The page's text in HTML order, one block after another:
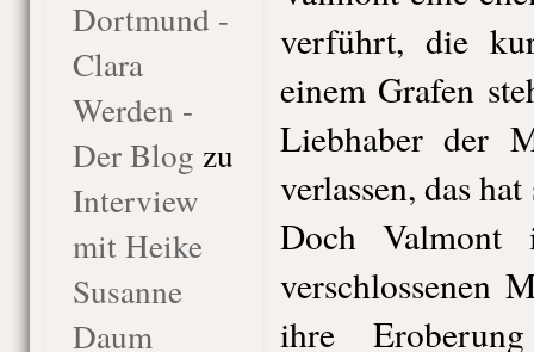
Dortmund -
Clara
Werden -
Der Blog zu
Interview
mit Heike
Susanne
Daum
verführt, die
einem Grafen
Liebhaber der
verlassen, das
Doch
verschlossenen
ihre